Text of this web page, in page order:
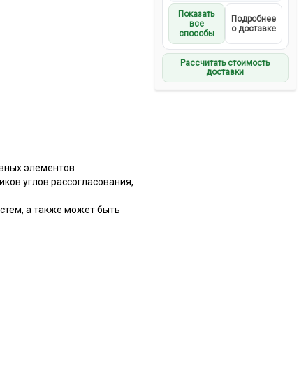
Показать
все
способы
Подробнее
о доставке
Рассчитать стоимость
доставки
элементов
углов рассогласования,
а также может быть